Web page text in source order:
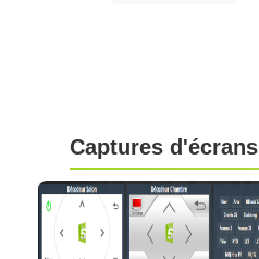
Captures d'écrans